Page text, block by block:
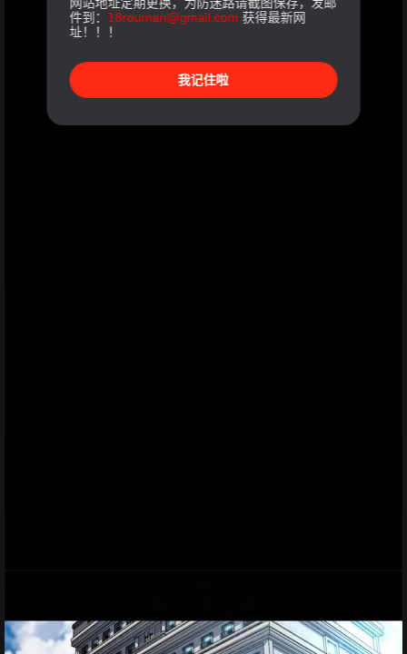
件到： 18rouman@gmail.com 获得最新网
址！！！
我记住啦